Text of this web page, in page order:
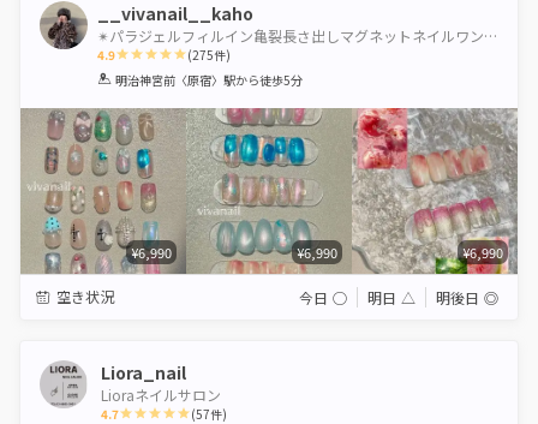
__vivanail__kaho
✴︎パラジェルフィルイン亀裂長さ出しマグネットネイルワンホンネイルギャルネイルちゅるんネイル渋谷
4.9
1 2 3 4 5
(275件)
明治神宮前〈原宿〉駅から徒歩5分
¥6,990 ¥6,990 ¥6,990
空き状況 今日 ◯ 明日 △ 明後日 ◎
Liora_nail
Lioraネイルサロン
4.7 (57件)